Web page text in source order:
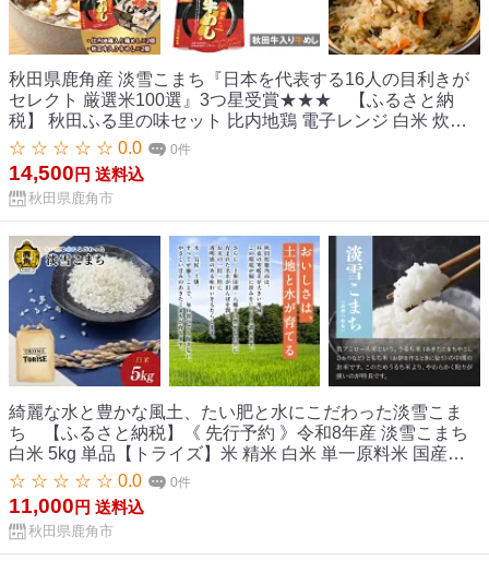
秋田県鹿角産 淡雪こまち『日本を代表する16人の目利きが
セレクト 厳選米100選』3つ星受賞★★★ 【ふるさと納
税】 秋田ふる里の味セット 比内地鶏 電子レンジ 白米 炊き
込みご飯 淡雪こまち 米 お米 おこめ 県産米 国産米 生活 応援
米 新生活 入学祝い グルメ ギフト 故郷 秋田 あきた 鹿角市
鹿角 送料無料 【京にしき】
☆ ☆ ☆ ☆ ☆ 0.0 0件
14,500 円 送料込
秋田県鹿角市
綺麗な水と豊かな風土、たい肥と水にこだわった淡雪こま
ち 【ふるさと納税】《 先行予約 》令和8年産 淡雪こまち
白米 5kg 単品【トライズ】米 精米 白米 単一原料米 国産米
ブランド米 精米 もっちり 県産米 お米 こめ コメ 秋田県 あき
た 鹿角市 鹿角 送料無料
☆ ☆ ☆ ☆ ☆ 0.0 0件
11,000 円 送料込
秋田県鹿角市